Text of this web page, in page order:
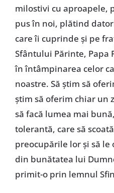
milostivi cu aproapele,
pus în noi, plătind
care îi cuprinde și pe
Sfântului Părinte, Papa
în întâmpinarea celor
noastre. Să știm să
știm să oferim chiar un
să facă lumea mai
tolerantă, care să
preocupările lor și să le
din bunătatea lui
primit-o prin lemnul